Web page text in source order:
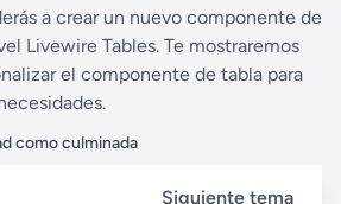
a crear un nuevo componente de
Livewire Tables. Te mostraremos
el componente de tabla para
como culminada
Siguiente tema